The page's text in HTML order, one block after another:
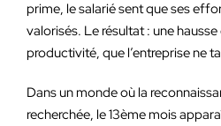
prime, le salarié sent que ses
valorisés. Le résultat : une
productivité, que l’entreprise ne
Dans un monde où la
recherchée, le 13ème mois